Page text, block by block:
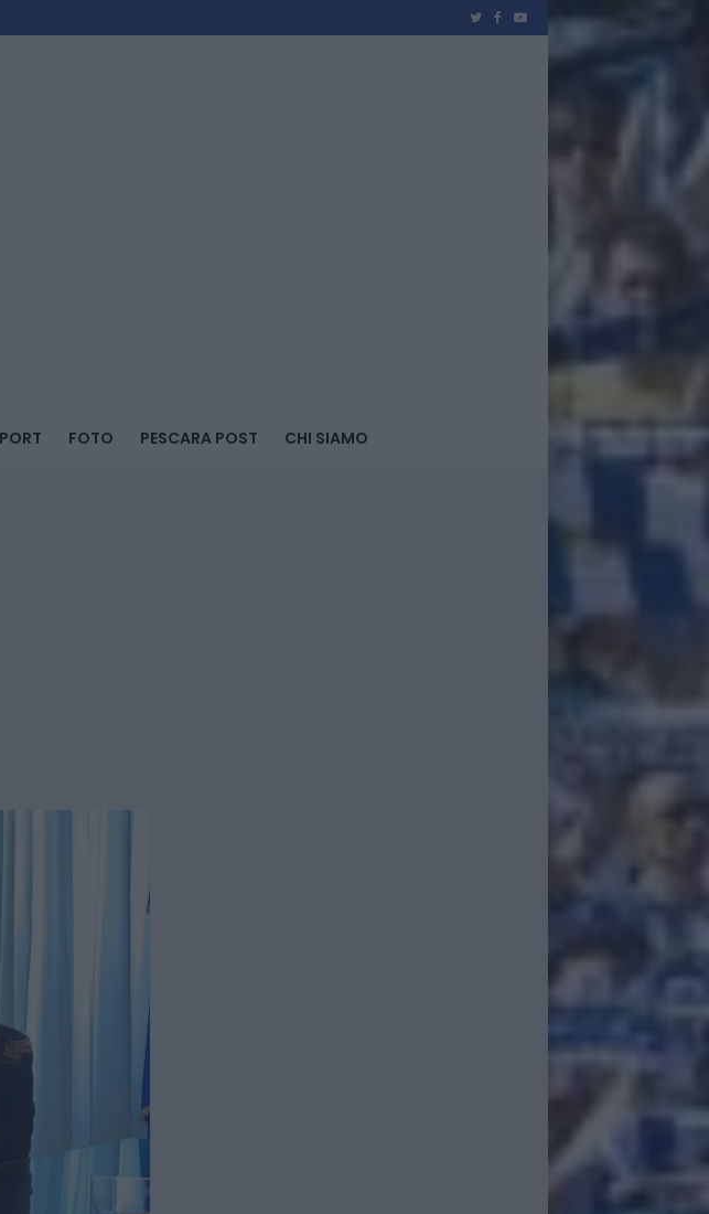
FOTO PESCARA POST CHI SIAMO